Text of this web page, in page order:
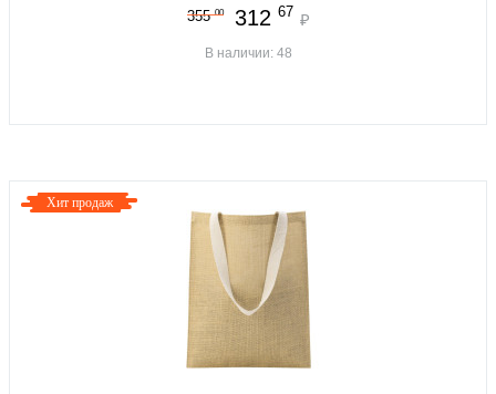
355 00 312 67 ₽
В наличии: 48
Хит продаж